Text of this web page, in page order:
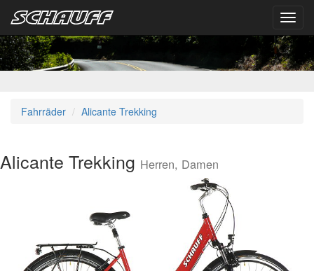
Fahrräder Alicante Trekking
Alicante Trekking Herren, Damen